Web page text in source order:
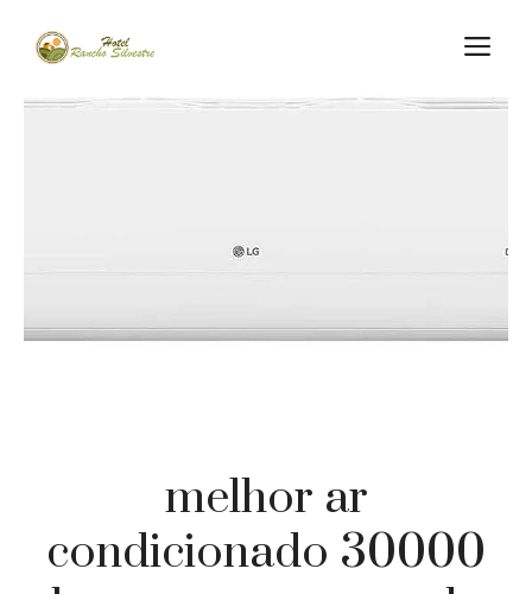
melhor ar
condicionado 30000